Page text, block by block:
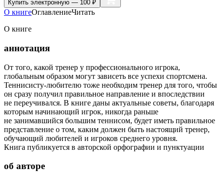
Купить электронную — 100 ₽
О книгеОглавлениеЧитать
О книге
аннотация
От того, какой тренер у профессионального игрока,
глобальным образом могут зависеть все успехи спортсмена.
Теннисисту-любителю тоже необходим тренер для того, чтобы
он сразу получил правильное направление и впоследствии
не переучивался. В книге даны актуальные советы, благодаря
которым начинающий игрок, никогда раньше
не занимавшийся большим теннисом, будет иметь правильное
представление о том, каким должен быть настоящий тренер,
обучающий любителей и игроков среднего уровня.
Книга публикуется в авторской орфографии и пунктуации
об авторе